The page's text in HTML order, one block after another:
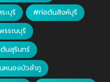
ะบุรี
#ท่อตันสิงห์บุรี
รรณบุรี
นสุรินทร์
หนองบัวลำภู